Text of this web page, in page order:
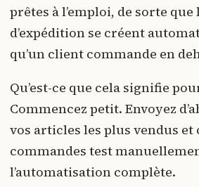
prêtes à l’emploi, de sorte que
d’expédition se créent
qu’un client commande en
Qu’est-ce que cela signifie
Commencez petit. Envoyez
vos articles les plus vendus et
commandes test
l’automatisation complète.